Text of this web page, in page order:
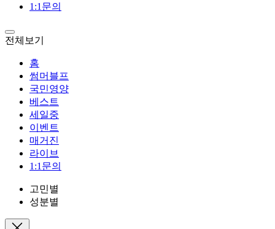
1:1문의
전체보기
홈
썸머블프
국민영양
베스트
세일중
이벤트
매거진
라이브
1:1문의
고민별
성분별